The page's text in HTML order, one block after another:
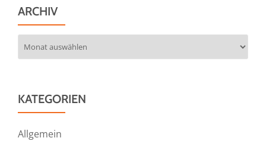
ARCHIV
KATEGORIEN
Allgemein